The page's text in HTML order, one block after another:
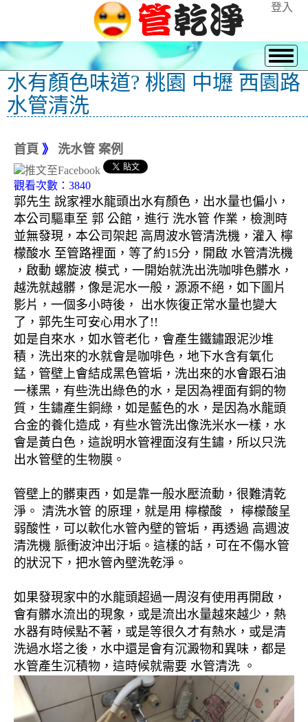
登入
水有顏色味道? 桃園 中壢 西園路
水管清洗
首頁 》 洗水管 案例
觀看次數：3840
郭先生 說家裡水龍頭出水有顏色，出水量也偏小，
本公司驅車至 郭 公館，進行 洗水管 作業，檢測時
並無發現，本公司架起 高周波水管清洗機，灌入 檸
檬酸水 至管路裡面，等了約15分，開啟 水管清洗機
，啟動 螺旋波 模式，一開始就洗出洗咖啡色髒水，
越洗就越髒，像是泥水一般，源源不絕，如下圖片
影片，一個多小時後， 出水恢復正常水量也變大
了，郭先生可安心用水了!!
如是自來水，如水管老化，會產生鐵鏽跟泥沙堆
積，洗出來的水就會是咖啡色，地下水含有氧化
錳，管壁上會結成黑色管垢，洗出來的水會跟石油
一樣黑，有些洗出綠色的水，是因為裡面有銅的物
質，生鏽產生銅綠，如是藍色的水，是因為水龍頭
合金的養化造成，有些水管洗出像洗米水一樣，水
會是黃白色，這說明水管裡面沒有生鏽，所以只洗
出水管壁的生物膜。
管壁上的髒東西，如是靠一般水壓流動，很難清乾
淨。 清洗水管 的原理，就是用 檸檬酸 ， 檸檬酸呈
弱酸性，可以軟化水管內壁的管垢，再透過 高週波
清洗機 脈衝波沖出汙垢。這樣的話，可在不傷水管
的狀況下，把水管內壁洗乾淨。
如果發現家中的水龍頭超過一周沒有使用再開啟，
會有髒水流出的現象，或是流出水量越來越少，熱
水器有時候點不著，或是等很久才有熱水，或是清
洗過水塔之後，水中還是會有沉澱物和異味，都是
水管產生沉積物，這時候就需要 水管清洗 。